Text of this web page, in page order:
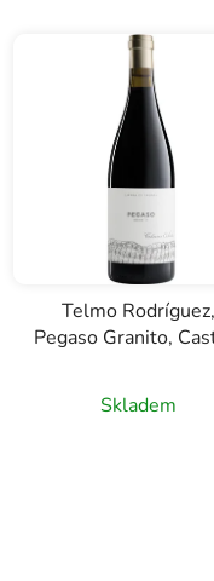
Telmo Rodríguez,
Pegaso Granito,
0,75l
Skladem